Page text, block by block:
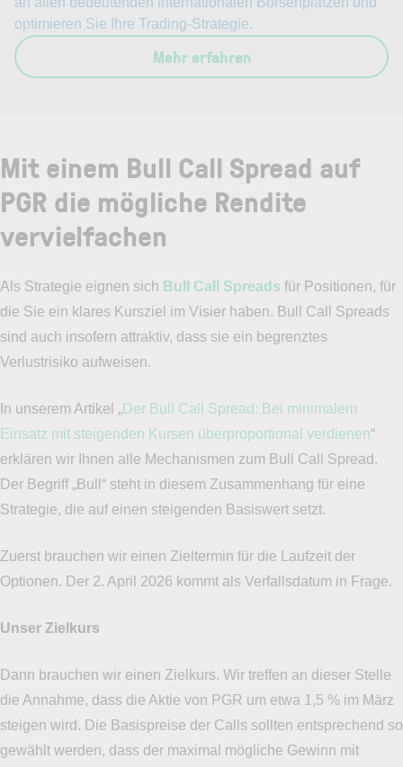
optimieren Sie Ihre Trading-Strategie.
Mehr erfahren
Mit einem Bull Call Spread auf
PGR die mögliche Rendite
vervielfachen
Als Strategie eignen sich Bull Call Spreads für Positionen, für
die Sie ein klares Kursziel im Visier haben. Bull Call Spreads
sind auch insofern attraktiv, dass sie ein begrenztes
Verlustrisiko aufweisen.
In unserem Artikel „Der Bull Call Spread: Bei minimalem
Einsatz mit steigenden Kursen überproportional verdienen“
erklären wir Ihnen alle Mechanismen zum Bull Call Spread.
Der Begriff „Bull“ steht in diesem Zusammenhang für eine
Strategie, die auf einen steigenden Basiswert setzt.
Zuerst brauchen wir einen Zieltermin für die Laufzeit der
Optionen. Der 2. April 2026 kommt als Verfallsdatum in Frage.
Unser Zielkurs
Dann brauchen wir einen Zielkurs. Wir treffen an dieser Stelle
die Annahme, dass die Aktie von PGR um etwa 1,5 % im März
steigen wird. Die Basispreise der Calls sollten entsprechend so
gewählt werden, dass der maximal mögliche Gewinn mit